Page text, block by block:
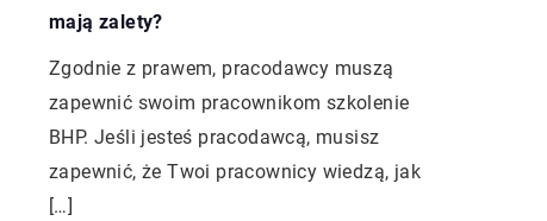
mają zalety?
Zgodnie z prawem, pracodawcy muszą
zapewnić swoim pracownikom szkolenie
BHP. Jeśli jesteś pracodawcą, musisz
zapewnić, że Twoi pracownicy wiedzą, jak
[…]